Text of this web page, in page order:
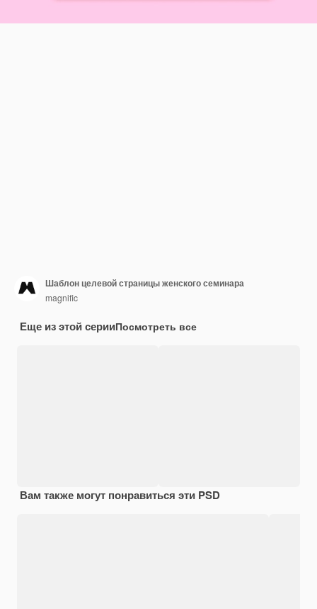
Шаблон целевой страницы женского семинара
magnific
Еще из этой серииПосмотреть все
Вам также могут понравиться эти PSD